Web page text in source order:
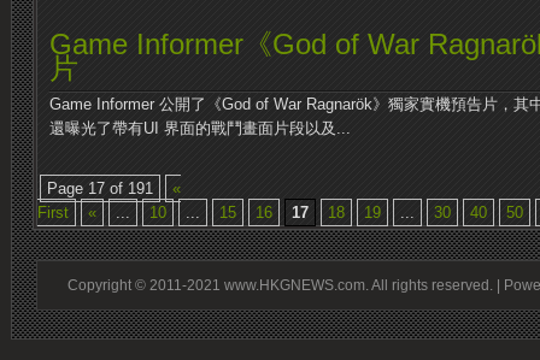
Game Informer《God of War
片
Game Informer 公開了《God of War Ragnarök》獨家實機預告片，其
還曝光了帶有UI 界面的戰鬥畫面片段以及...
Page 17 of 191
«
First
« ... 10 ... 15 16 17 18 19 ... 30 40 50
Copyright © 2011-2021 www.HKGNEWS.com. All rights reserved. |